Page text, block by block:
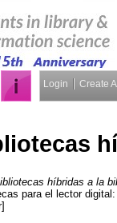
Login Create
híbridas a la
para el lector